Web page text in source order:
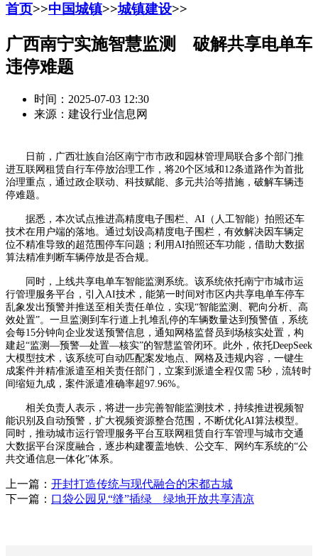
首页>>中国城镇>>城镇建设>>
广西南宁实施智慧监测 破解共享电单车
违停难题
时间：2025-07-03 12:30
来源：建设行业信息网
日前，广西壮族自治区南宁市市政和园林管理局联合多个部门推
进互联网租赁自行车停放治理工作，将20个区域和12条道路作为首批
治理重点，通过政企联动、科技赋能、多元共治等措施，破解车辆违
停难题。
据悉，本次试点推进高精度电子围栏、AI（人工智能）拍照还车
技术在用户端的落地。通过划设高精度电子围栏，有效解决因车辆定
位不精准导致的超范围停车问题；利用AI拍照还车功能，借助大数据
算法精准判断车辆停放是否合规。
同时，上线共享电单车智能监测系统。该系统依托南宁市城市运
行管理服务平台，引入AI技术，能第一时间对市区内共享电单车停车
乱象发出预警并推送至相关责任单位，实现“智能监测、靶向分析、高
效处置”。一旦监测到车行道上扎堆乱停的车辆数量达到预警值，系统
会每15分钟向企业发送预警信息，通知网格监督员到场核实处置，构
建起“监测—预警—处置—核实”的智慧监管闭环。此外，依托DeepSeek
大模型技术，该系统可自动匹配案发地点、网格及违规内容，一键生
成案件并精准派遣至相关责任部门，立案到派遣全程仅需 5秒，流转时
间缩短九成，案件派遣准确率超97.96%。
相关负责人表示，将进一步完善智能监测技术，持续推进视频智
能识别及自动预警，扩大视频资源整合范围，不断优化AI算法模型。
同时，推动城市运行管理服务平台互联网租赁自行车管理与城市交通
大数据平台深度融合，逐步构建覆盖地铁、公交车、网约车系统的“公
共交通信息一体化”体系。
上一篇： 开封打造传统与现代融合的宋都古城
下一篇： 口袋公园见“缝”插绿 绿地开放共享清凉